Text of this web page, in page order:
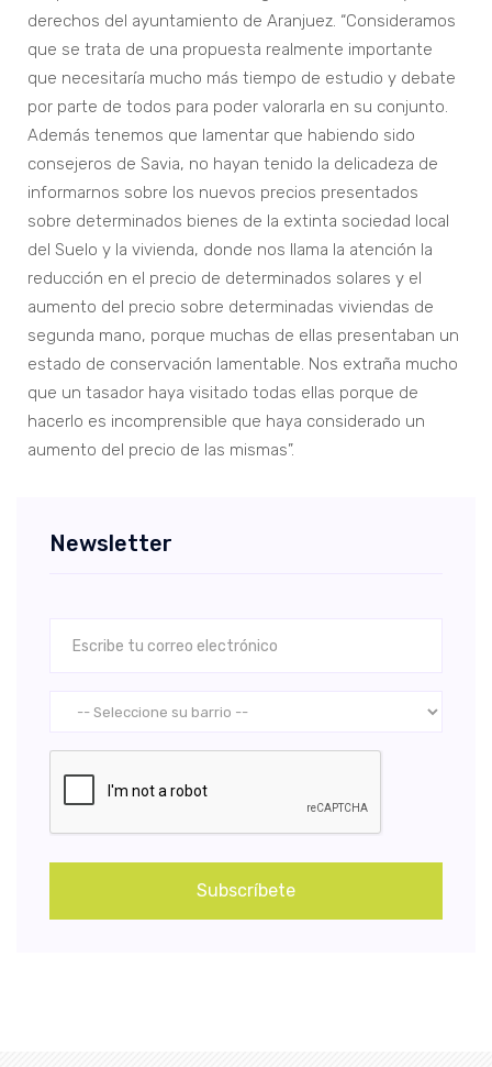
derechos del ayuntamiento de Aranjuez. “Consideramos
que se trata de una propuesta realmente importante
que necesitaría mucho más tiempo de estudio y debate
por parte de todos para poder valorarla en su conjunto.
Además tenemos que lamentar que habiendo sido
consejeros de Savia, no hayan tenido la delicadeza de
informarnos sobre los nuevos precios presentados
sobre determinados bienes de la extinta sociedad local
del Suelo y la vivienda, donde nos llama la atención la
reducción en el precio de determinados solares y el
aumento del precio sobre determinadas viviendas de
segunda mano, porque muchas de ellas presentaban un
estado de conservación lamentable. Nos extraña mucho
que un tasador haya visitado todas ellas porque de
hacerlo es incomprensible que haya considerado un
aumento del precio de las mismas”.
Newsletter
Subscríbete